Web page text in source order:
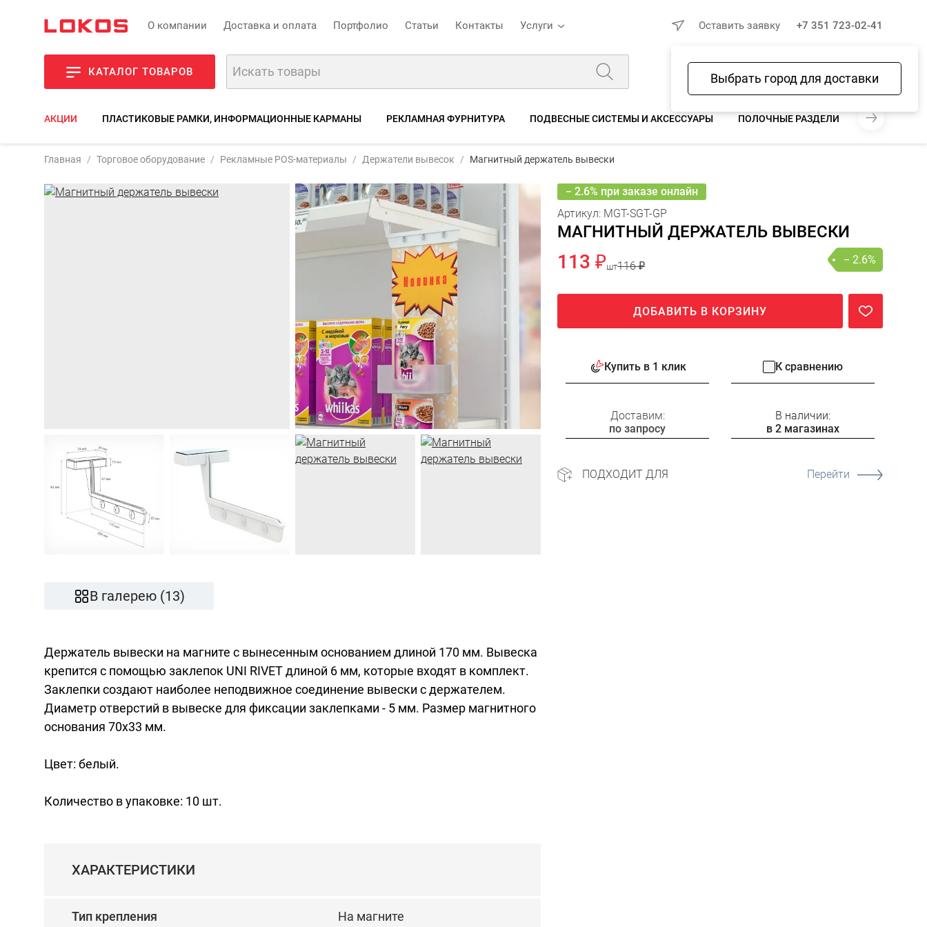
О компании Доставка и оплата Портфолио Статьи Контакты Услуги
Выбрать город для доставки
Оставить заявку +7 351 723-02-41
КАТАЛОГ ТОВАРОВ
Избранное Сравнение Корзина
АКЦИИ ПЛАСТИКОВЫЕ РАМКИ, ИНФОРМАЦИОННЫЕ КАРМАНЫ РЕКЛАМНАЯ ФУРНИТУРА ПОДВЕСНЫЕ СИСТЕМЫ И АКСЕССУАРЫ ПОЛОЧНЫЕ РАЗДЕЛИТЕЛИ, ЗАДНИЕ
Магнитный держатель вывески
Главная Торговое оборудование Рекламные POS-материалы Держатели вывесок Магнитный держатель вывески
В галерею (13)
Держатель вывески на магните с вынесенным основанием длиной 170 мм. Вывеска
крепится с помощью заклепок UNI RIVET длиной 6 мм, которые входят в комплект.
Заклепки создают наиболее неподвижное соединение вывески с держателем.
Диаметр отверстий в вывеске для фиксации заклепками - 5 мм. Размер магнитного
основания 70x33 мм.
Цвет: белый.
Количество в упаковке: 10 шт.
ХАРАКТЕРИСТИКИ
Тип крепления На магните
− 2.6% при заказе онлайн
Артикул: MGT-SGT-GP
МАГНИТНЫЙ ДЕРЖАТЕЛЬ ВЫВЕСКИ
113 ₽шт116 ₽ − 2.6%
ДОБАВИТЬ В КОРЗИНУ
Купить в 1 клик К сравнению
Доставим:
по запросу
В наличии:
в 2 магазинах
ПОДХОДИТ ДЛЯ Перейти